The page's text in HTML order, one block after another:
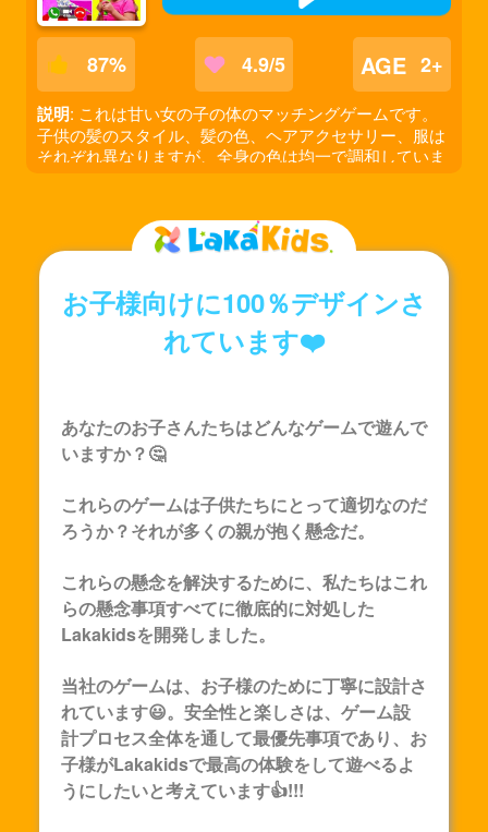
87% 4.9/5 AGE 2+
説明: これは甘い女の子の体のマッチングゲームです。
子供の髪のスタイル、髪の色、ヘアアクセサリー、服は
それぞれ異なりますが、全身の色は均一で調和していま
お子様向けに100％デザインさ
れています❤️
あなたのお子さんたちはどんなゲームで遊んで
いますか？🤔
これらのゲームは子供たちにとって適切なのだ
ろうか？それが多くの親が抱く懸念だ。
これらの懸念を解決するために、私たちはこれ
らの懸念事項すべてに徹底的に対処した
Lakakidsを開発しました。
当社のゲームは、お子様のために丁寧に設計さ
れています😃。安全性と楽しさは、ゲーム設
計プロセス全体を通して最優先事項であり、お
子様がLakakidsで最高の体験をして遊べるよ
うにしたいと考えています👍!!!